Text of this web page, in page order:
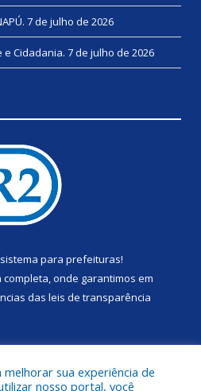
7 de julho de 2026
e Cidadania. 7 de julho de 2026
sistema para prefeituras!
completa, onde garantimos em
das leis de transparência
sua experiência de
nosso portal, você